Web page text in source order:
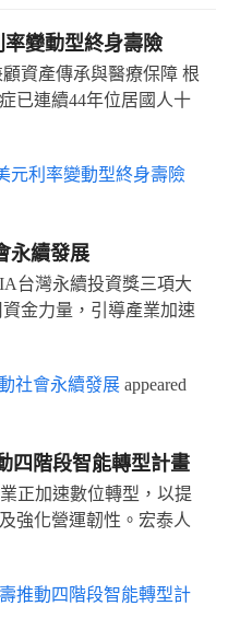
變動型終身壽險
資產傳承與醫療保障 根
已連續44年位居國人十
元利率變動型終身壽險
永續發展
台灣永續投資獎三項大
金力量，引導產業加速
社會永續發展appeared
四階段智能轉型計畫
正加速數位轉型，以提
強化營運韌性。宏泰人
推動四階段智能轉型計